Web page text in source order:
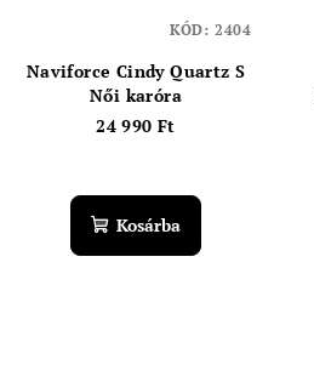
Naviforce Cindy Quartz S
Női karóra
24 990 Ft
Kosárba
KÓD: 2404